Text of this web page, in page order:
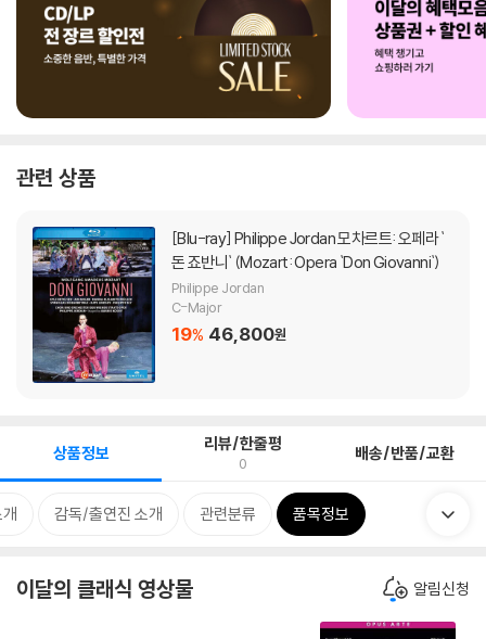
관련 상품
[Blu-ray]
돈 죠반니` (Mozart: Opera `Don Giovanni`)
Philippe Jordan
C-Major
19% 46,800원
상품정보 리뷰/한줄평
0 배송/반품/교환
감독/출연진 소개 관련분류 품목정보
이달의 클래식 영상물 알림신청